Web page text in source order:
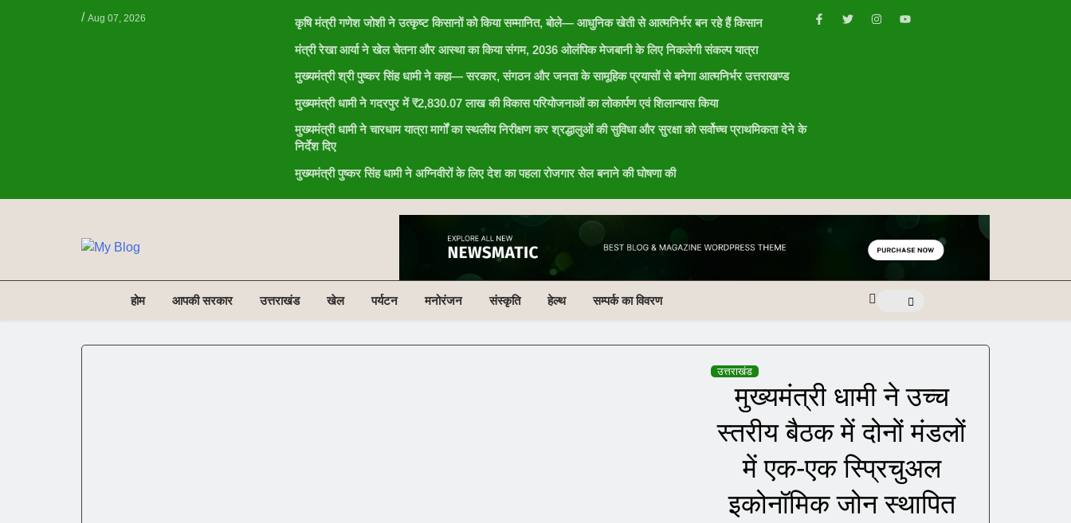
/ Aug 07, 2026
कृषि मंत्री गणेश जोशी ने उत्कृष्ट किसानों को किया सम्मानित, बोले— आधुनिक खेती से आत्मनिर्भर बन रहे हैं किसान
मंत्री रेखा आर्या ने खेल चेतना और आस्था का किया संगम, 2036 ओलंपिक मेजबानी के लिए निकलेगी संकल्प यात्रा
मुख्यमंत्री श्री पुष्कर सिंह धामी ने कहा— सरकार, संगठन और जनता के सामूहिक प्रयासों से बनेगा आत्मनिर्भर उत्तराखण्ड
मुख्यमंत्री धामी ने गदरपुर में ₹2,830.07 लाख की विकास परियोजनाओं का लोकार्पण एवं शिलान्यास किया
मुख्यमंत्री धामी ने चारधाम यात्रा मार्गों का स्थलीय निरीक्षण कर श्रद्धालुओं की सुविधा और सुरक्षा को सर्वोच्च प्राथमिकता देने के
निर्देश दिए
मुख्यमंत्री पुष्कर सिंह धामी ने अग्निवीरों के लिए देश का पहला रोजगार सेल बनाने की घोषणा की
NE
होम आपकी सरकार उत्तराखंड खेल पर्यटन मनोरंजन संस्कृति हेल्थ सम्पर्क का विवरण
उत्तराखंड
मुख्यमंत्री धामी ने उच्च
स्तरीय बैठक में दोनों मंडलों
में एक-एक स्प्रिचुअल
इकोनॉमिक जोन स्थापित